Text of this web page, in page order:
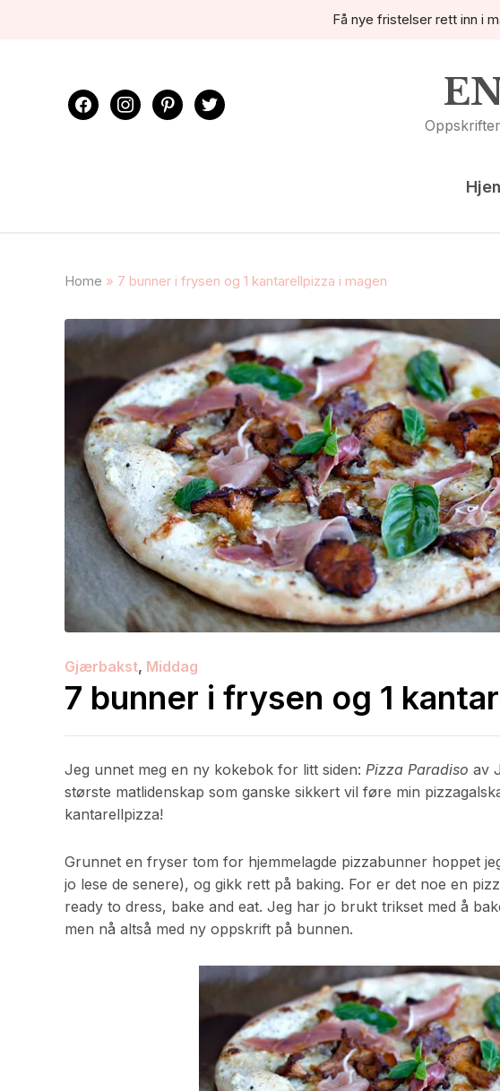
facebookinstagrampinterest
twitter
Home » 7 bunner i frysen og 1 kantarellpizza i magen
Gjærbakst, Middag
7 bunner i frysen og 1
Jeg unnet meg en ny kokebok for litt siden: Pizza Paradiso av
største matlidenskap som ganske sikkert vil føre min
kantarellpizza!
Grunnet en fryser tom for hjemmelagde pizzabunner hoppet
jo lese de senere), og gikk rett på baking. For er det noe en
ready to dress, bake and eat. Jeg har jo brukt trikset med å
men nå altså med ny oppskrift på bunnen.
Få nye fristelser rett inn i